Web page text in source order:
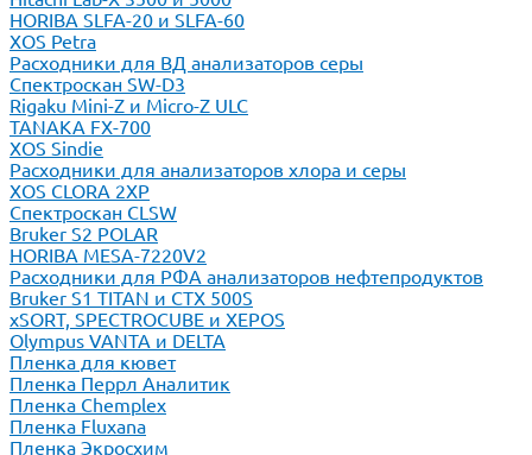
HORIBA SLFA-20 и SLFA-60
XOS Petra
Расходники для ВД анализаторов серы
Спектроскан SW-D3
Rigaku Mini-Z и Micro-Z ULC
TANAKA FX-700
XOS Sindie
Расходники для анализаторов хлора и серы
XOS CLORA 2XP
Спектроскан CLSW
Bruker S2 POLAR
HORIBA MESA-7220V2
Расходники для РФА анализаторов нефтепродуктов
Bruker S1 TITAN и CTX 500S
xSORT, SPECTROCUBE и XEPOS
Olympus VANTA и DELTA
Пленка для кювет
Пленка Перрл Аналитик
Пленка Chemplex
Пленка Fluxana
Пленка Экросхим